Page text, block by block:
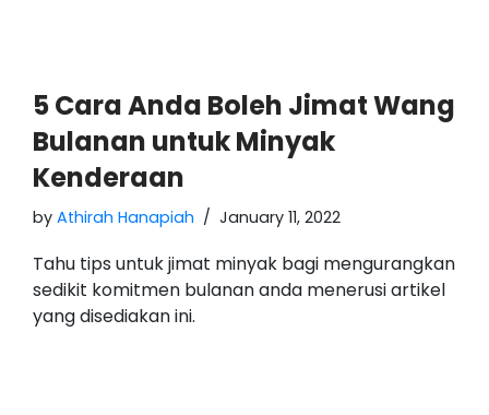
5 Cara Anda Boleh Jimat Wang
Bulanan untuk Minyak
Kenderaan
by Athirah Hanapiah January 11, 2022
Tahu tips untuk jimat minyak bagi mengurangkan
sedikit komitmen bulanan anda menerusi artikel
yang disediakan ini.